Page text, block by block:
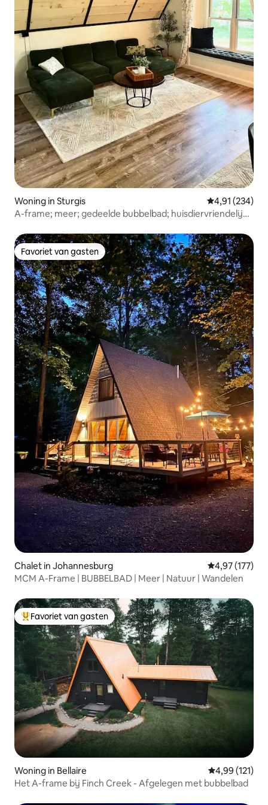
Woning in Sturgis Gemiddelde
4,91 (234)
A-frame; meer; gedeelde bubbelbad; huisdiervriendelijk;
Favoriet van gasten
Favoriet van gasten
Chalet in Johannesburg Gemiddelde
4,97 (177)
MCM A-Frame | BUBBELBAD | Meer | Natuur | Wandelen
Topfavoriet van gasten
Favoriet van gasten
Woning in Bellaire Gemiddelde
4,99 (121)
Het A-frame bij Finch Creek - Afgelegen met bubbelbad